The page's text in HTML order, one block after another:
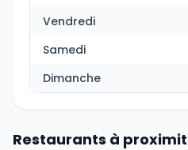
Vendredi
Samedi
Dimanche
Restaurants à